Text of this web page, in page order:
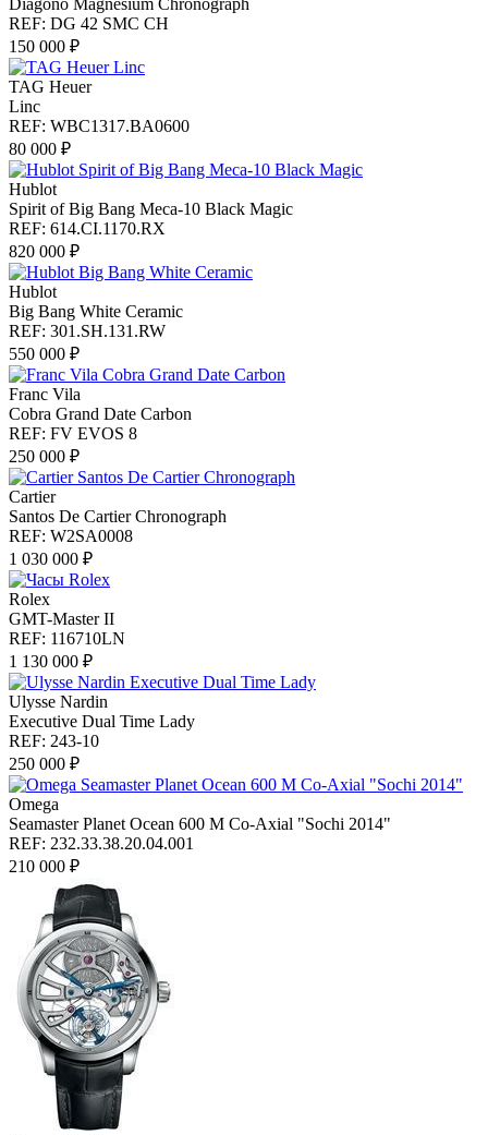
Diagono Magnesium Chronograph
REF: DG 42 SMC CH
150 000 ₽
TAG Heuer
Linc
REF: WBC1317.BA0600
80 000 ₽
Hublot
Spirit of Big Bang Meca-10 Black Magic
REF: 614.CI.1170.RX
820 000 ₽
Hublot
Big Bang White Ceramic
REF: 301.SH.131.RW
550 000 ₽
Franc Vila
Cobra Grand Date Carbon
REF: FV EVOS 8
250 000 ₽
Cartier
Santos De Cartier Chronograph
REF: W2SA0008
1 030 000 ₽
Rolex
GMT-Master II
REF: 116710LN
1 130 000 ₽
Ulysse Nardin
Executive Dual Time Lady
REF: 243-10
250 000 ₽
Omega
Seamaster Planet Ocean 600 M Co-Axial "Sochi 2014"
REF: 232.33.38.20.04.001
210 000 ₽